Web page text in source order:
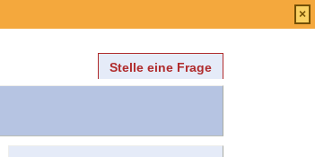
Stelle eine Frage
×